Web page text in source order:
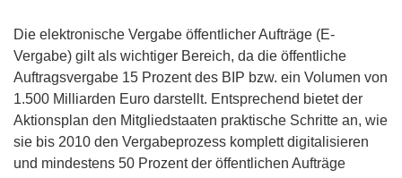
Die elektronische Vergabe öffentlicher Aufträge (E-
Vergabe) gilt als wichtiger Bereich, da die öffentliche
Auftragsvergabe 15 Prozent des BIP bzw. ein Volumen von
1.500 Milliarden Euro darstellt. Entsprechend bietet der
Aktionsplan den Mitgliedstaaten praktische Schritte an, wie
sie bis 2010 den Vergabeprozess komplett digitalisieren
und mindestens 50 Prozent der öffentlichen Aufträge